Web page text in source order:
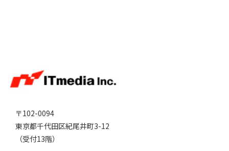
〒102-0094
東京都千代田区紀尾井町3-12
（受付13階）